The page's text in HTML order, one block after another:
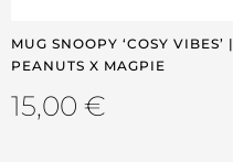
MUG SNOOPY ‘COSY VIBES’ |
PEANUTS X MAGPIE
15,00 €